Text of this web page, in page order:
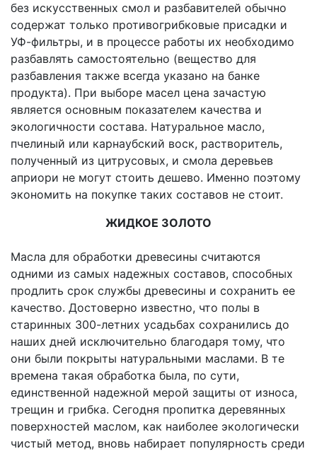
без искусственных смол и разбавителей обычно
содержат только противогрибковые присадки и
УФ-фильтры, и в процессе работы их необходимо
разбавлять самостоятельно (вещество для
разбавления также всегда указано на банке
продукта). При выборе масел цена зачастую
является основным показателем качества и
экологичности состава. Натуральное масло,
пчелиный или карнаубский воск, растворитель,
полученный из цитрусовых, и смола деревьев
априори не могут стоить дешево. Именно поэтому
экономить на покупке таких составов не стоит.
ЖИДКОЕ ЗОЛОТО
Масла для обработки древесины считаются
одними из самых надежных составов, способных
продлить срок службы древесины и сохранить ее
качество. Достоверно известно, что полы в
старинных 300-летних усадьбах сохранились до
наших дней исключительно благодаря тому, что
они были покрыты натуральными маслами. В те
времена такая обработка была, по сути,
единственной надежной мерой защиты от износа,
трещин и грибка. Сегодня пропитка деревянных
поверхностей маслом, как наиболее экологически
чистый метод, вновь набирает популярность среди